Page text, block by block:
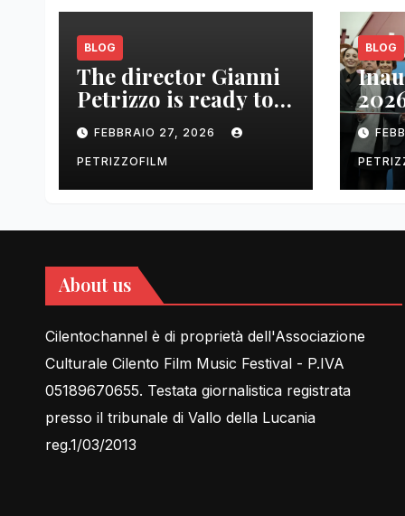
BLOG
The director Gianni
Petrizzo is ready to
tell Lessons in Love
FEBBRAIO 27, 2026
PETRIZZOFILM
BLOG
About us
Cilentochannel è di proprietà dell'Associazione
Culturale Cilento Film Music Festival - P.IVA
05189670655. Testata giornalistica registrata
presso il tribunale di Vallo della Lucania
reg.1/03/2013